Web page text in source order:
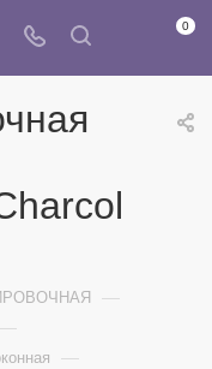
0
—
—
—